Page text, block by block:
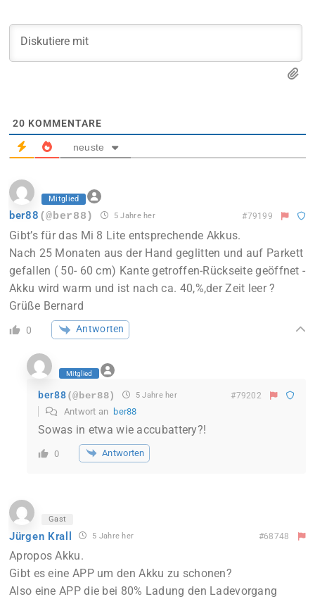
20 KOMMENTARE
neuste
Mitglied
ber88 (@ber88) 5 Jahre her #79199
Gibt’s für das Mi 8 Lite entsprechende Akkus.
Nach 25 Monaten aus der Hand geglitten und auf Parkett
gefallen ( 50- 60 cm) Kante getroffen-Rückseite geöffnet -
Akku wird warm und ist nach ca. 40,%,der Zeit leer ?
Grüße Bernard
0 Antworten
Mitglied
ber88(@ber88) 5 Jahre her #79202
Antwort an ber88
Sowas in etwa wie accubattery?!
0 Antworten
Gast
Jürgen Krall 5 Jahre her #68748
Apropos Akku.
Gibt es eine APP um den Akku zu schonen?
Also eine APP die bei 80% Ladung den Ladevorgang